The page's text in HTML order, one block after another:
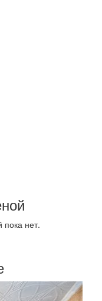
пока нет.